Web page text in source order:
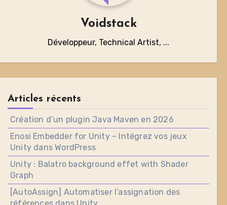
Voidstack
Développeur, Technical Artist, ...
Articles récents
Création d’un plugin Java Maven en 2026
Enosi Embedder for Unity – Intégrez vos jeux
Unity dans WordPress
Unity : Balatro background effet with Shader
Graph
[AutoAssign] Automatiser l’assignation des
références dans Unity